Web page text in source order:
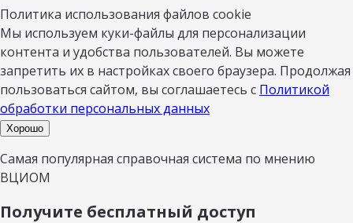
Политика использования файлов cookie
Мы используем куки-файлы для персонализации
контента и удобства пользователей. Вы можете
запретить их в настройках своего браузера. Продолжая
пользоваться сайтом, вы соглашаетесь с Политикой
обработки персональных данных
Хорошо
Самая популярная справочная система по мнению
ВЦИОМ
Получите бесплатный доступ